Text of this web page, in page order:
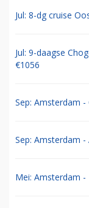
Jul: 8-dg cruise
Jul: 9-daagse
€1056
Sep: Amsterdam -
Sep: Amsterdam -
Mei: Amsterdam